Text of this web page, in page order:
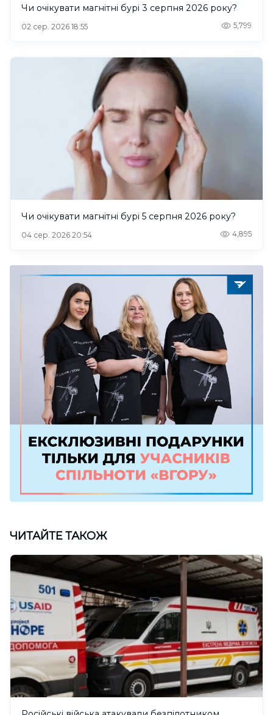
Чи очікувати магнітні бурі 3 серпня 2026 року?
02 сер. 2026 18:55 5,799
Чи очікувати магнітні бурі 5 серпня 2026 року?
04 сер. 2026 20:54 4,895
ЧИТАЙТЕ ТАКОЖ